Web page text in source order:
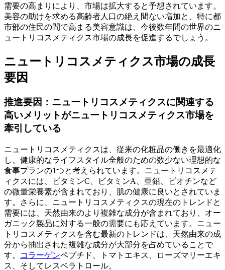
需要の高まりにより、市場は拡大すると予想されています。
美容の助けを求める高齢者人口の絶え間ない増加と、特に都
市部の住民の間で高まる美容意識は、今後数年間の世界のニ
ュートリコスメティクス市場の成長を促進するでしょう。
ニュートリコスメティクス市場の成長
要因
推進要因：ニュートリコスメティクスに関連する
高いメリットがニュートリコスメティクス市場を
牽引している
ニュートリコスメティクスは、従来の化粧品の働きを最適化
し、健康的なライフスタイル全般のための数少ない理想的な
食事プランの1つと考えられています。ニュートリコスメテ
ィクスには、ビタミンC、ビタミンA、亜鉛、ビオチンなど
の微量栄養素が含まれており、肌の健康に良いとされていま
す。さらに、ニュートリコスメティクスの現在のトレンドと
需要には、天然由来のより複雑な成分が含まれており、オー
ガニック製品に対する一般の需要にも応えています。ニュー
トリコスメティクスを含む最新のトレンドは、天然由来の成
分から抽出された複雑な成分が大部分を占めていることで
す。
コラーゲンペプチド、トマトエキス、ローズマリーエキ
ス、そしてレスベラトロール。